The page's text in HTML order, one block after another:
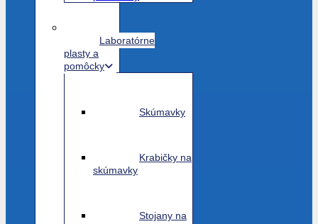
Laboratórne
plasty a
pomôcky
Skúmavky
Krabičky na
skúmavky
Stojany na